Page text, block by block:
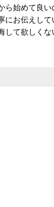
ら始めて良
にお伝えして
して欲しく